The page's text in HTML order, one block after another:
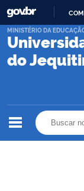
do
MINISTÉRIO DA